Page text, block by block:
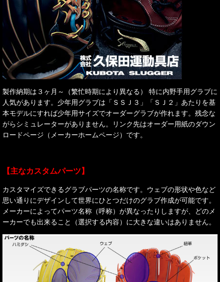
製作納期は３ヶ月～（繁忙時期により異なる） 特に内野手用グラブに
人気があります。少年用グラブは「ＳＳＪ３」「ＳＪ２」あたりを基
本モデルにすれば少年用サイズでオーダーグラブが作れます。残念な
がらシミュレーターがありません。リンク先はオーダー用紙のダウン
ロードページ（メーカーホームページ）です。
【主なカスタムパーツ】
カスタマイズできるグラブパーツの名称です。ウェブの形状や色など
思い通りにデザインして世界にひとつだけのグラブ作成が可能です。
メーカーによってパーツ名称（呼称）が異なったりしますが、どのメ
ーカーでも出来ること（選択する内容）に大きな違いはありません。